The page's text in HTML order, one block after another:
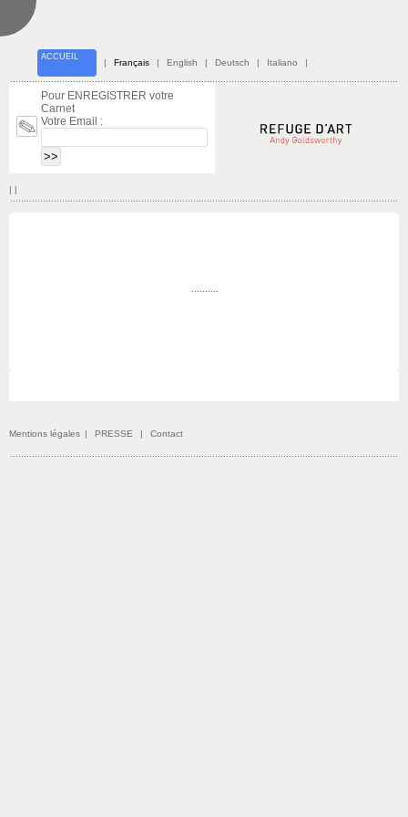
ACCUEIL
| Français | English | Deutsch | Italiano |
Pour ENREGISTRER votre
Carnet
Votre Email :
| |
Mentions légales | PRESSE | Contact